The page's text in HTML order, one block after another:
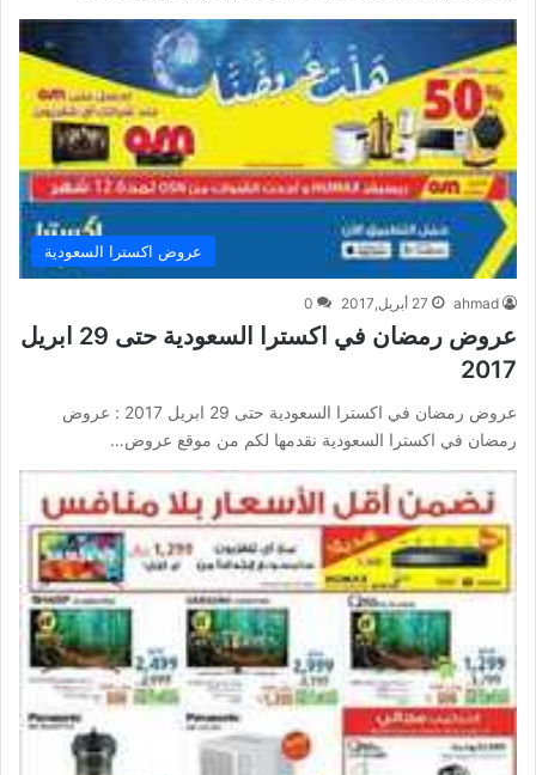
عروض اكسترا السعودية
ahmad 27 أبريل,2017 0
عروض رمضان في اكسترا السعودية حتى 29 ابريل
2017
عروض رمضان في اكسترا السعودية حتى 29 ابريل 2017 : عروض
رمضان في اكسترا السعودية نقدمها لكم من موقع عروض…